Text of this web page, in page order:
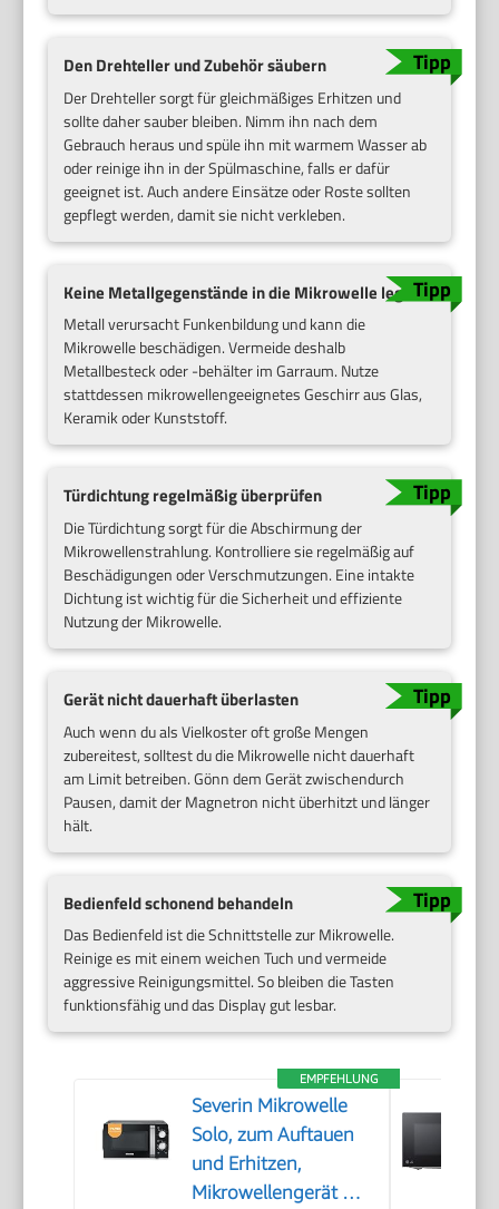
Den Drehteller und Zubehör säubern
Der Drehteller sorgt für gleichmäßiges Erhitzen und
sollte daher sauber bleiben. Nimm ihn nach dem
Gebrauch heraus und spüle ihn mit warmem Wasser ab
oder reinige ihn in der Spülmaschine, falls er dafür
geeignet ist. Auch andere Einsätze oder Roste sollten
gepflegt werden, damit sie nicht verkleben.
Keine Metallgegenstände in die Mikrowelle legen
Metall verursacht Funkenbildung und kann die
Mikrowelle beschädigen. Vermeide deshalb
Metallbesteck oder -behälter im Garraum. Nutze
stattdessen mikrowellengeeignetes Geschirr aus Glas,
Keramik oder Kunststoff.
Türdichtung regelmäßig überprüfen
Die Türdichtung sorgt für die Abschirmung der
Mikrowellenstrahlung. Kontrolliere sie regelmäßig auf
Beschädigungen oder Verschmutzungen. Eine intakte
Dichtung ist wichtig für die Sicherheit und effiziente
Nutzung der Mikrowelle.
Gerät nicht dauerhaft überlasten
Auch wenn du als Vielkoster oft große Mengen
zubereitest, solltest du die Mikrowelle nicht dauerhaft
am Limit betreiben. Gönn dem Gerät zwischendurch
Pausen, damit der Magnetron nicht überhitzt und länger
hält.
Bedienfeld schonend behandeln
Das Bedienfeld ist die Schnittstelle zur Mikrowelle.
Reinige es mit einem weichen Tuch und vermeide
aggressive Reinigungsmittel. So bleiben die Tasten
funktionsfähig und das Display gut lesbar.
EMPFEHLUNG
Severin Mikrowelle
Solo, zum Auftauen
und Erhitzen,
Mikrowellengerät mit